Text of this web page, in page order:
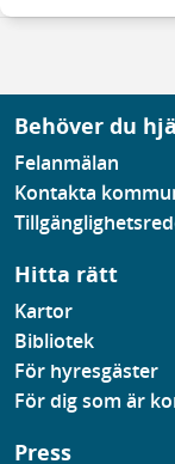
Behöver du
Felanmälan
Kontakta
Hitta rätt
Kartor
Bibliotek
För hyresgäster
För dig som är
Press